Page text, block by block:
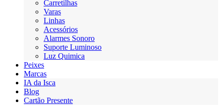
Carretilhas
Varas
Linhas
Acessórios
Alarmes Sonoro
Suporte Luminoso
Luz Quimica
Peixes
Marcas
IA da Isca
Blog
Cartão Presente